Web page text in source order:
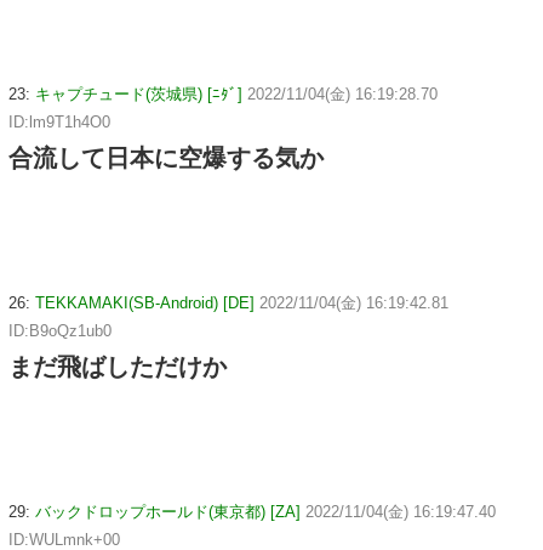
23: キャプチュード(茨城県) [ﾆﾀﾞ] 2022/11/04(金) 16:19:28.70
ID:lm9T1h4O0
合流して日本に空爆する気か
26: TEKKAMAKI(SB-Android) [DE] 2022/11/04(金) 16:19:42.81
ID:B9oQz1ub0
まだ飛ばしただけか
29: バックドロップホールド(東京都) [ZA] 2022/11/04(金) 16:19:47.40
ID:WULmnk+00